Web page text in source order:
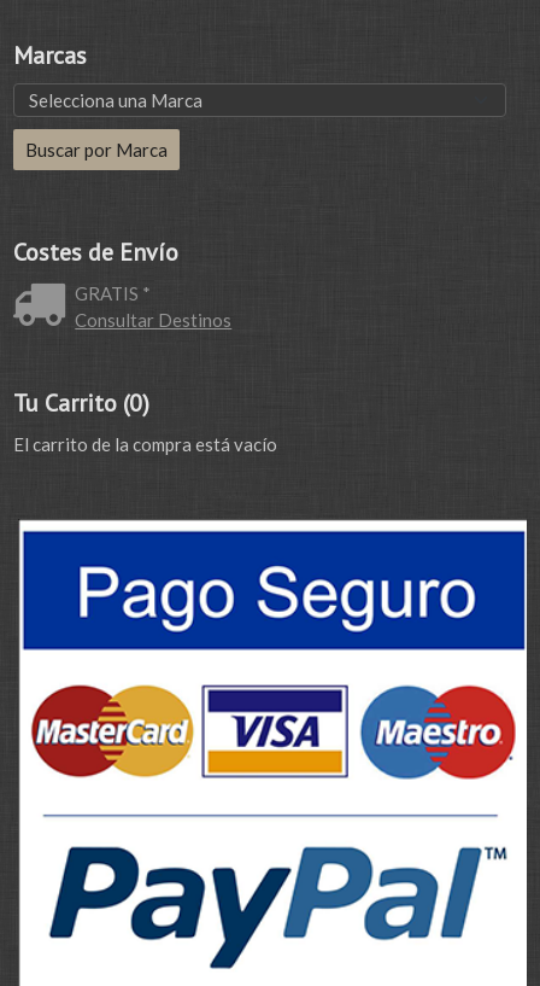
Marcas
Costes de Envío
GRATIS *
Consultar Destinos
Tu Carrito (0)
El carrito de la compra está vacío